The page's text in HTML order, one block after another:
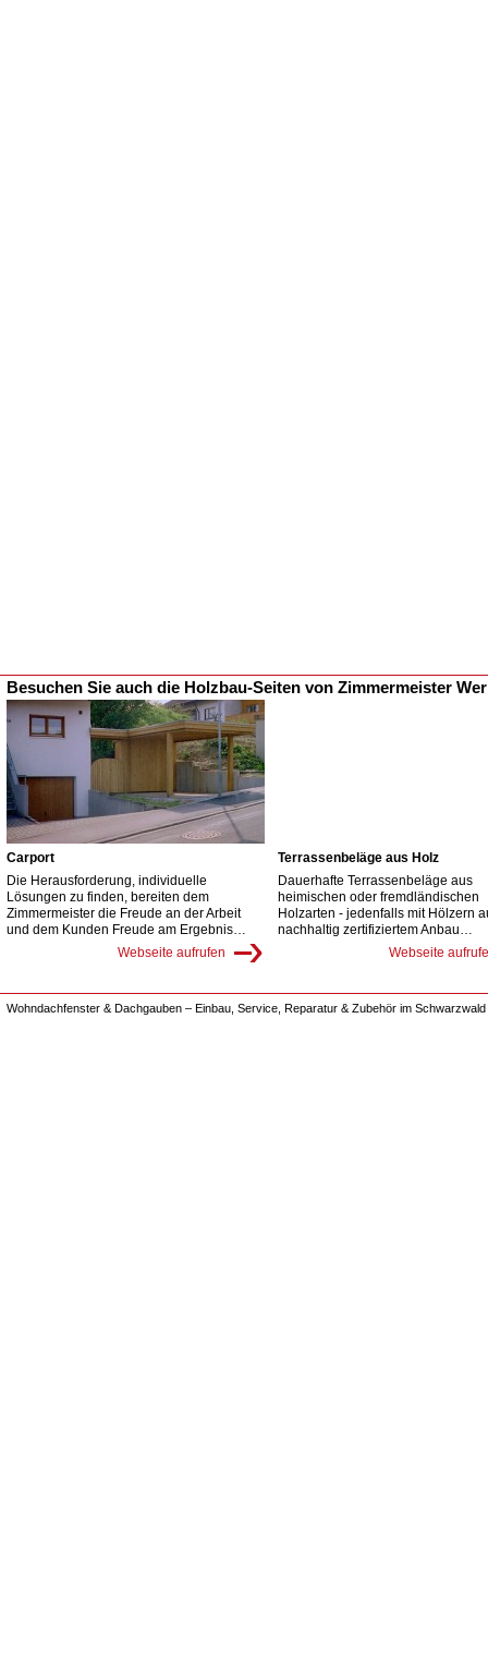
Besuchen Sie auch die Holzbau-Seiten von Zimmermeister
Carport
Die Herausforderung, individuelle
Lösungen zu finden, bereiten dem
Zimmermeister die Freude an der Arbeit
und dem Kunden Freude am Ergebnis…
Webseite aufrufen
Terrassenbeläge aus Holz
Dauerhafte Terrassenbeläge aus
heimischen oder fremdländischen
Holzarten - jedenfalls mit Hölzern
nachhaltig zertifiziertem Anbau…
Webseite
Wohndachfenster & Dachgauben – Einbau, Service, Reparatur & Zubehör im